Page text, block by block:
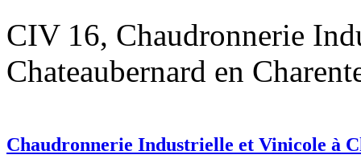
CIV 16, Chaudronnerie
Chateaubernard en
Chaudronnerie Industrielle et Vinicole à